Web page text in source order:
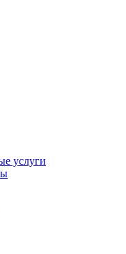
услуги